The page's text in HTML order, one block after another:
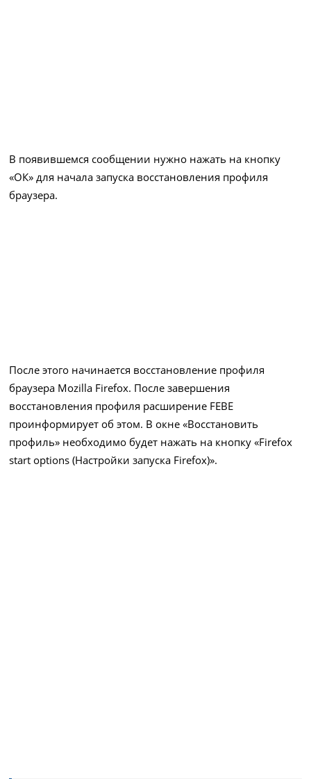
В появившемся сообщении нужно нажать на кнопку
«ОК» для начала запуска восстановления профиля
браузера.
После этого начинается восстановление профиля
браузера Mozilla Firefox. После завершения
восстановления профиля расширение FEBE
проинформирует об этом. В окне «Восстановить
профиль» необходимо будет нажать на кнопку «Firefox
start options (Настройки запуска Firefox)».